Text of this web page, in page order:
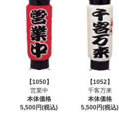
【1050】
営業中
本体価格
5,500円(税込)
【1052】
千客万来
本体価格
5,500円(税込)